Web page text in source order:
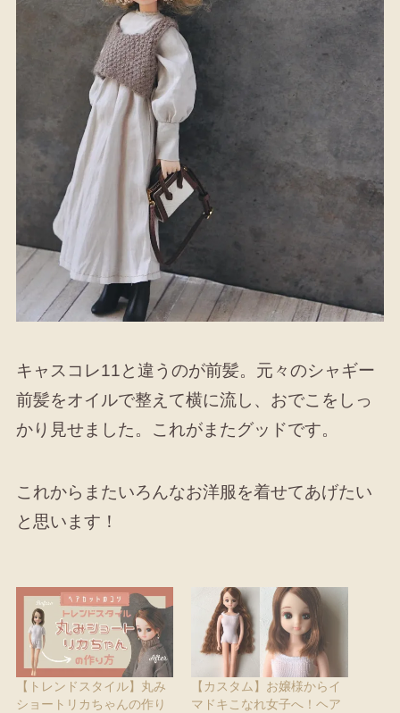
キャスコレ11と違うのが前髪。元々のシャギー
前髪をオイルで整えて横に流し、おでこをしっ
かり見せました。これがまたグッドです。
これからまたいろんなお洋服を着せてあげたい
と思います！
【トレンドスタイル】丸み
ショートリカちゃんの作り
【カスタム】お嬢様からイ
マドキこなれ女子へ！ヘア